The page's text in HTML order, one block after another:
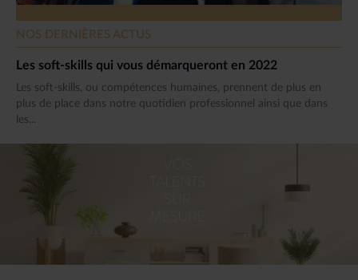
NOS DERNIÈRES ACTUS
Les soft-skills qui vous démarqueront en 2022
Les soft-skills, ou compétences humaines, prennent de plus en
plus de place dans notre quotidien professionnel ainsi que dans
les...